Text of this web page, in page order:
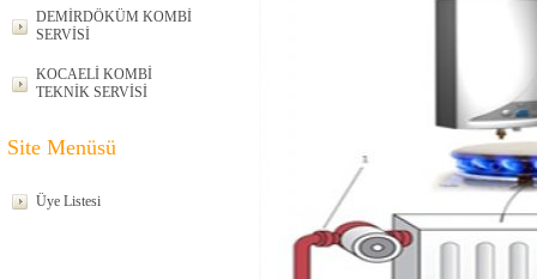
DEMİRDÖKÜM KOMBİ
SERVİSİ
KOCAELİ KOMBİ
TEKNİK SERVİSİ
Site Menüsü
Üye Listesi